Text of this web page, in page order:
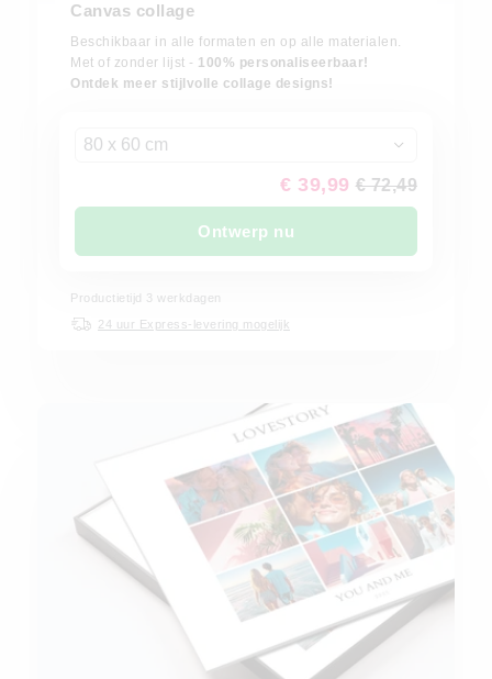
Canvas collage
Beschikbaar in alle formaten en op alle materialen.
Met of zonder lijst - 100% personaliseerbaar!
Ontdek meer stijlvolle collage designs!
80 x 60 cm
€ 39,99 € 72,49
Ontwerp nu
Productietijd 3 werkdagen
24 uur Express-levering mogelijk